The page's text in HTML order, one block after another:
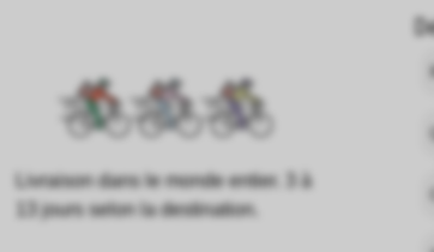
Livraison dans le monde entier. 3 à
13 jours selon la destination.